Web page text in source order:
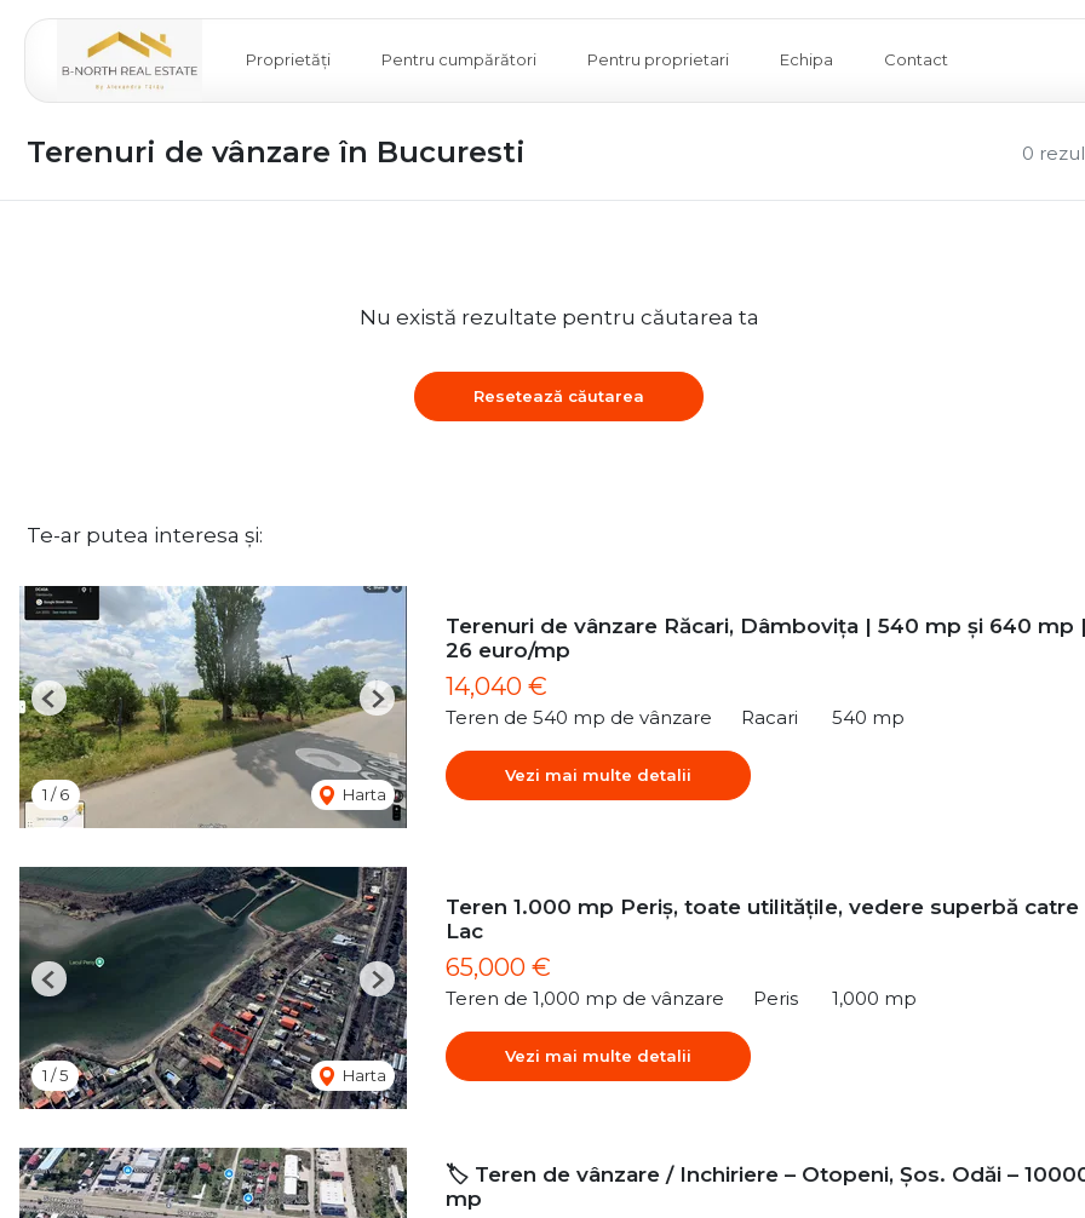
Proprietăți Pentru cumpărători Pentru proprietari Echipa Contact
0
Terenuri de vânzare în Bucuresti
Nu există rezultate pentru căutarea ta
Resetează căutarea
Te-ar putea interesa și:
1 /6 Harta
Previous Next
Terenuri de vânzare Răcari, Dâmbovița | 540 mp și 640 mp
26 euro/mp
14,040 €
Teren de 540 mp de vânzare Racari 540 mp
Vezi mai multe detalii
1 /5 Harta
Previous Next
Teren 1.000 mp Periș, toate utilitățile, vedere superbă catre
Lac
65,000 €
Teren de 1,000 mp de vânzare Peris 1,000 mp
Vezi mai multe detalii
🏷️ Teren de vânzare / Inchiriere – Otopeni, Șos. Odăi –
mp